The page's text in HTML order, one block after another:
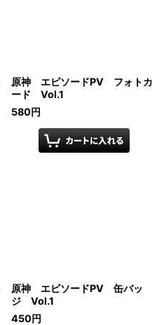
原神 エピソードPV フォトカ
ード Vol.1
580円
原神 エピソードPV 缶バッ
ジ Vol.1
450円